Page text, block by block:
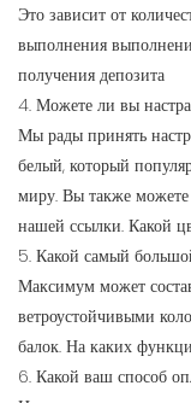
Это зависит от
выполнения
получения депозита
4. Можете ли вы
Мы рады принять
белый, который
миру. Вы также можете
нашей ссылки. Какой
5. Какой самый
Максимум может
ветроустойчивыми
балок. На каких
6. Какой ваш способ